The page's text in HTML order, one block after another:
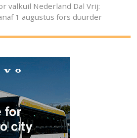
valkuil Nederland Dal Vrij:
1 augustus fors duurder